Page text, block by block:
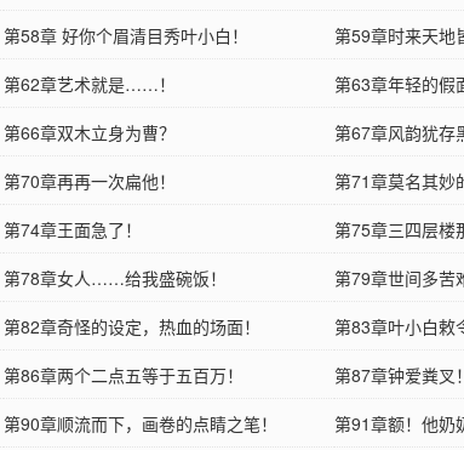
话！
第58章 好你个眉清目秀叶小白！ 第59章时来天地
第62章艺术就是……！ 第63章年轻的假
第66章双木立身为曹？ 第67章风韵犹存
第70章再再一次扁他！ 第71章莫名其妙
第74章王面急了！ 第75章三四层楼
第78章女人……给我盛碗饭！
第79章世间多苦
着啊！
第82章奇怪的设定，热血的场面！ 第83章叶小白敕
第86章两个二点五等于五百万！ 第87章钟爱粪叉！
第90章顺流而下，画卷的点睛之笔！ 第91章额！他奶